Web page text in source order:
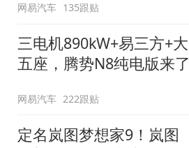
网易汽车 135跟贴
三电机890kW+易三方+大
五座，腾势N8纯电版来了
网易汽车 222跟贴
定名岚图梦想家9！岚图